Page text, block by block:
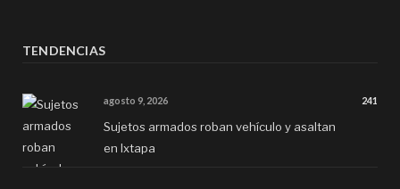
TENDENCIAS
agosto 9, 2026 241
Sujetos armados roban vehículo y asaltan
en Ixtapa